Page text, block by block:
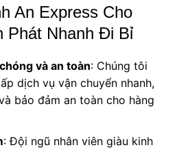
An Express Cho
Phát Nhanh Đi Bỉ
và an toàn: Chúng tôi
dịch vụ vận chuyển nhanh,
bảo đảm an toàn cho hàng
: Đội ngũ nhân viên giàu kinh